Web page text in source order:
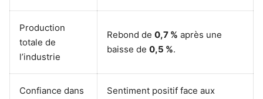
Production
totale de
l’industrie
Rebond de 0,7 % après une
baisse de 0,5 %.
Confiance dans
Sentiment positif face aux